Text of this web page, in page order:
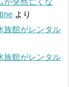
が突然亡くな
より
族館がレンタル
族館がレンタル